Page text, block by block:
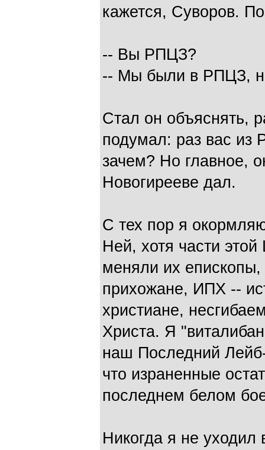
кажется, Суворов.
-- Вы РПЦЗ?
-- Мы были в РПЦЗ,
Стал он объяснять,
подумал: раз вас из
зачем? Но главное,
Новогирееве дал.
С тех пор я
Ней, хотя части
меняли их
прихожане, ИПХ --
христиане,
Христа. Я
наш Последний
что израненные
последнем белом
Никогда я не уходил